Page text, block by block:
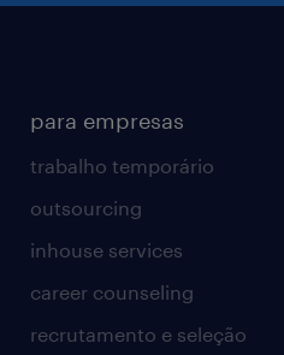
para empresas
trabalho temporário
outsourcing
inhouse services
career counseling
recrutamento e seleção